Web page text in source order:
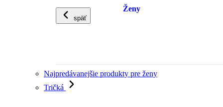
späť
Ženy
Najpredávanejšie produkty pre ženy
Tričká